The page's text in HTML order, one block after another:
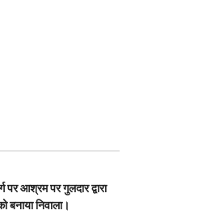
पर आश्रम पर गुलदार द्वारा
बनाया निवाला।